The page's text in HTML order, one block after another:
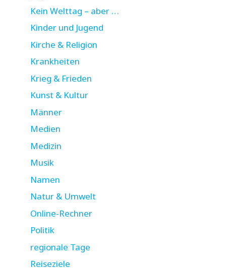
Kein Welttag – aber …
Kinder und Jugend
Kirche & Religion
Krankheiten
Krieg & Frieden
Kunst & Kultur
Männer
Medien
Medizin
Musik
Namen
Natur & Umwelt
Online-Rechner
Politik
regionale Tage
Reiseziele